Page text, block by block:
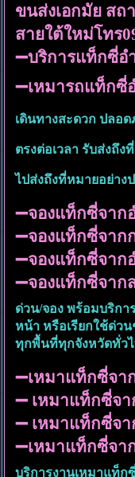
ขนส่งเอกมัย สถ
สายใต้ใหม่โทร
➖บริการแท็กซี่อ
➖เหมารถแท็กซี่
เดินทางสะดวก ปลอด
ตรงต่อเวลา รับส่งถึงที่
ไปส่งถึงที่หมายอย่าง
➖จองแท็กซี่จาก
➖จองแท็กซี่จาก
➖จองแท็กซี่จา
➖จองแท็กซี่จา
ด่วน/จอง พร้อมบริกา
หน้า หรือเรียกใช้ด่ว
ทุกพื้นที่ทุกจังหวัดทั่ว
➖เหมาแท็กซี่จา
➖ เหมาแท็กซี่จ
➖ เหมาแท็กซี่จ
➖เหมาแท็กซี่จ
บริการงานเหมาแท็ก